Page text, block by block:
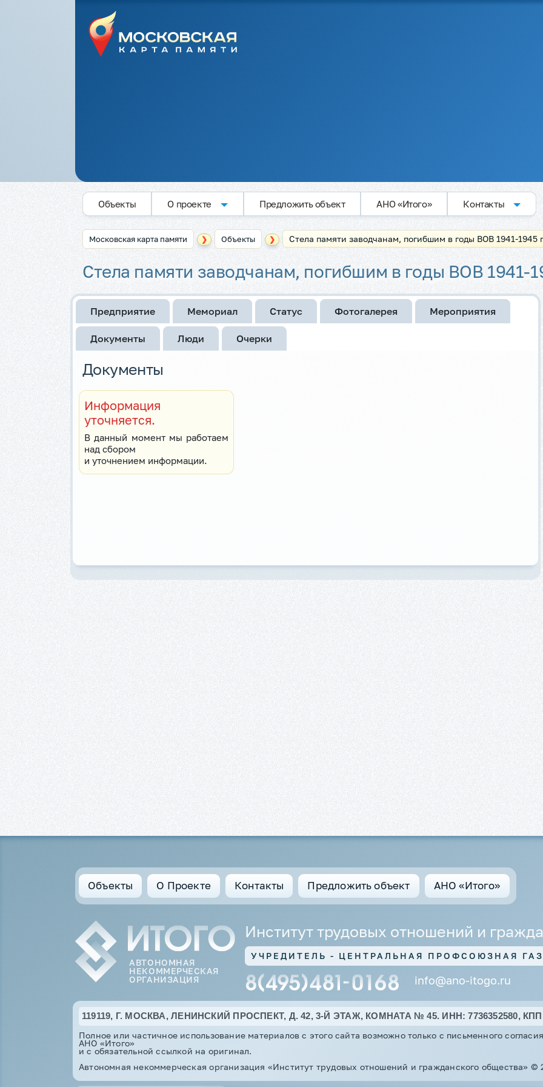
Объекты О проекте Предложить объект АНО «Итого» Контакты
Московская карта памяти ❯ Объекты ❯ Стела памяти заводчанам, погибшим в годы ВОВ 1941-1945
Стела памяти заводчанам, погибшим в годы ВОВ 1941-
Предприятие Мемориал Статус Фотогалерея Мероприятия
Документы Люди Очерки
Документы
Информация
уточняется.
В данный момент мы работаем
над сбором
и уточнением информации.
Объекты О Проекте Контакты Предложить объект АНО «Итого»
АВТОНОМНАЯ
НЕКОММЕРЧЕСКАЯ
ОРГАНИЗАЦИЯ
Институт трудовых отношений и
УЧРЕДИТЕЛЬ - ЦЕНТРАЛЬНАЯ ПРОФСОЮЗНАЯ
info@ano-itogo.ru
119119, Г. МОСКВА, ЛЕНИНСКИЙ ПРОСПЕКТ, Д. 42, 3-Й ЭТАЖ, КОМНАТА № 45. ИНН: 7736352580, КПП:
Полное или частичное использование материалов с этого сайта возможно только с письменного
АНО «Итого»
и с обязательной ссылкой на оригинал.
Автономная некоммерческая организация «Институт трудовых отношений и гражданского общества» ©